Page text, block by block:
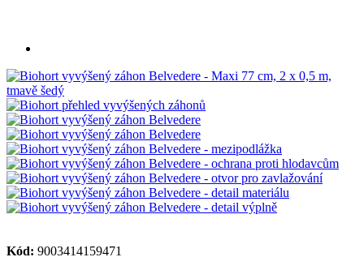
Kód: 9003414159471